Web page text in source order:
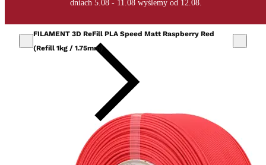
FILAMENT 3D ReFill PLA Speed Matt Raspberry Red
(Refill 1kg / 1.75mm)